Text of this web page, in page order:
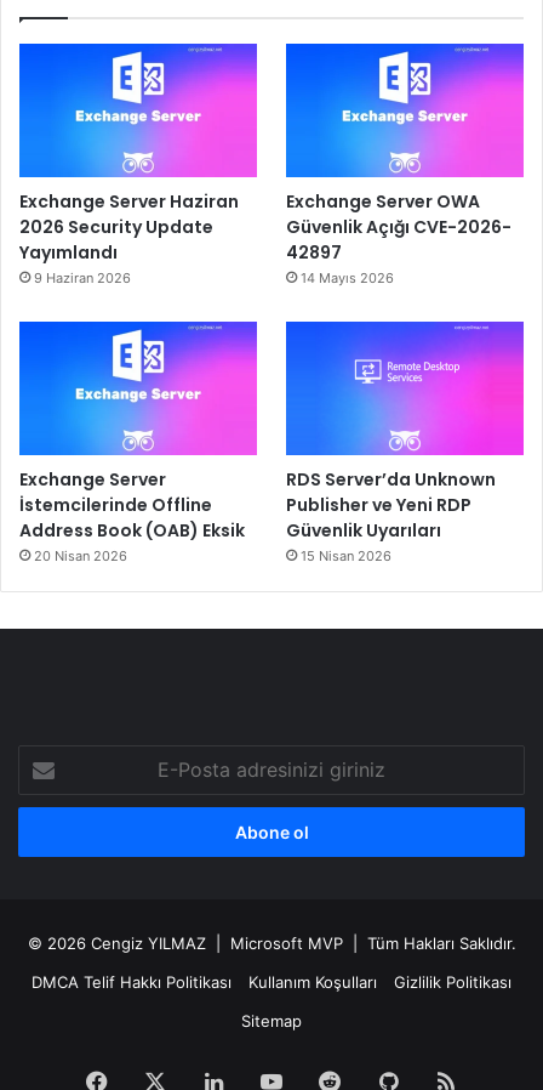
Exchange Server Haziran
2026 Security Update
Yayımlandı
9 Haziran 2026
Exchange Server OWA
Güvenlik Açığı CVE-2026-
42897
14 Mayıs 2026
Exchange Server
İstemcilerinde Offline
Address Book (OAB) Eksik
20 Nisan 2026
RDS Server’da Unknown
Publisher ve Yeni RDP
Güvenlik Uyarıları
15 Nisan 2026
Posta
adresinizi
© 2026 Cengiz YILMAZ| Microsoft MVP | Tüm Hakları Saklıdır.
DMCA Telif Hakkı Politikası
Kullanım Koşulları
Gizlilik Politikası
Sitemap
Facebook LinkedInYouTubeRedditGitHubRSS